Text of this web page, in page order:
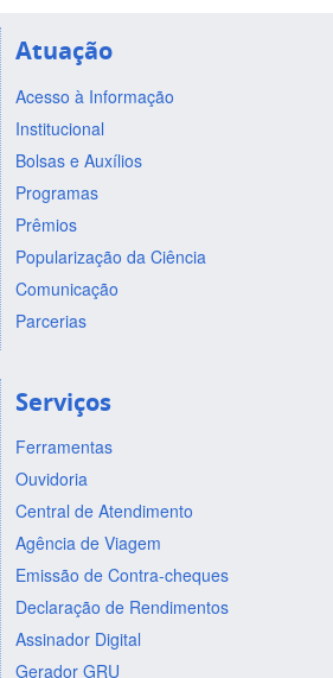
Atuação
Acesso à Informação
Institucional
Bolsas e Auxílios
Programas
Prêmios
Popularização da Ciência
Comunicação
Parcerias
Serviços
Ferramentas
Ouvidoria
Central de Atendimento
Agência de Viagem
Emissão de Contra-cheques
Declaração de Rendimentos
Assinador Digital
Gerador GRU